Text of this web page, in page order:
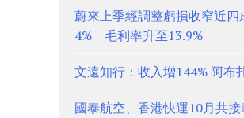
蔚來上季經調整虧損收窄近四
4% 毛利率升至13.9%
文遠知行：收入增144% 阿布
國泰航空、香港快運10月共接